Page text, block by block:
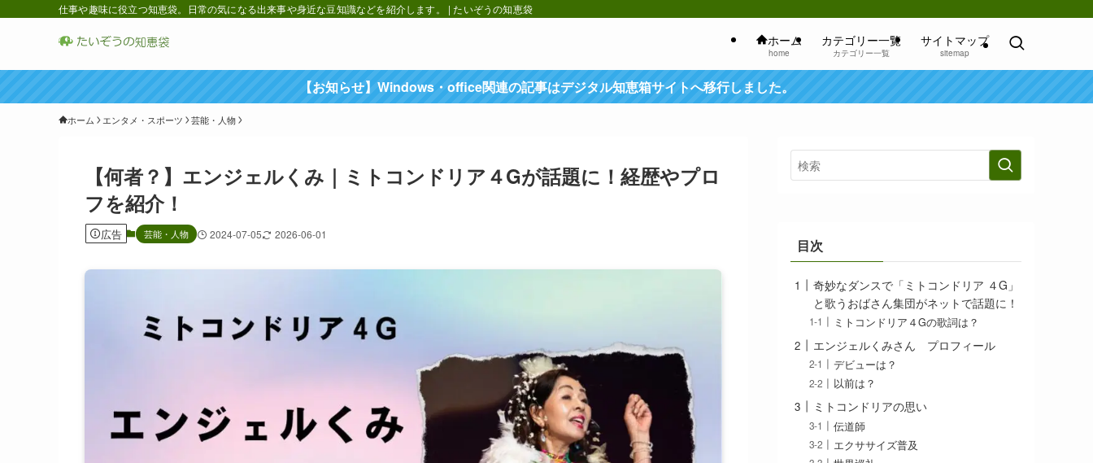
仕事や趣味に役立つ知恵袋。日常の気になる出来事や身近な豆知識などを紹介します。 | たいぞうの知恵袋
ホーム
home
カテゴリー一覧
カテゴリー一覧
サイトマップ
sitemap
【お知らせ】Windows・office関連の記事はデジタル知恵箱サイトへ移行しました。
ホーム エンタメ・スポーツ 芸能・人物
【何者？】エンジェルくみ｜ミトコンドリア４Gが話題に！経歴やプロ
フを紹介！
広告 芸能・人物 2024-07-05 2026-06-01
目次
奇妙なダンスで「ミトコンドリア ４G」
と歌うおばさん集団がネットで話題に！
ミトコンドリア４Gの歌詞は？
エンジェルくみさん プロフィール
デビューは？
以前は？
ミトコンドリアの思い
伝道師
エクササイズ普及